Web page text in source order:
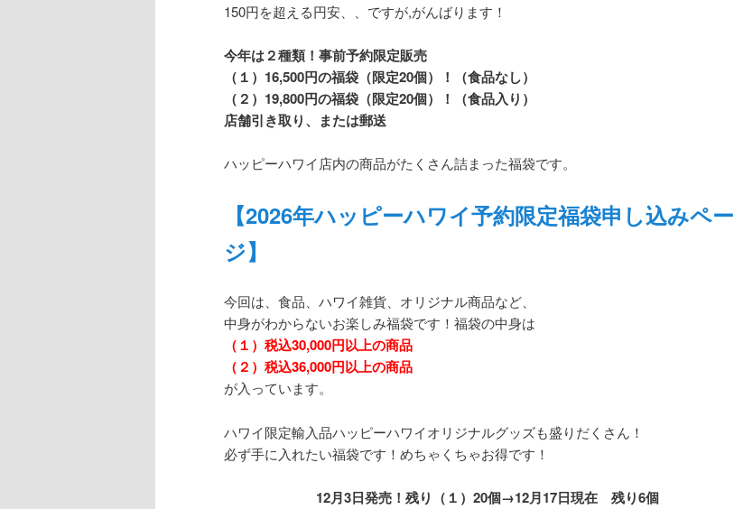
150円を超える円安、、ですが,がんばります！
今年は２種類！事前予約限定販売
（１）16,500円の福袋（限定20個）！（食品なし）
（２）19,800円の福袋（限定20個）！（食品入り）
店舗引き取り、または郵送
ハッピーハワイ店内の商品がたくさん詰まった福袋です。
【2026年ハッピーハワイ予約限定福袋申し込みペー
ジ】
今回は、食品、ハワイ雑貨、オリジナル商品など、
中身がわからないお楽しみ福袋です！福袋の中身は
（１）税込30,000円以上の商品
（２）税込36,000円以上の商品
が入っています。
ハワイ限定輸入品ハッピーハワイオリジナルグッズも盛りだくさん！
必ず手に入れたい福袋です！めちゃくちゃお得です！
12月3日発売！残り（１）20個→12月17日現在 残り6個